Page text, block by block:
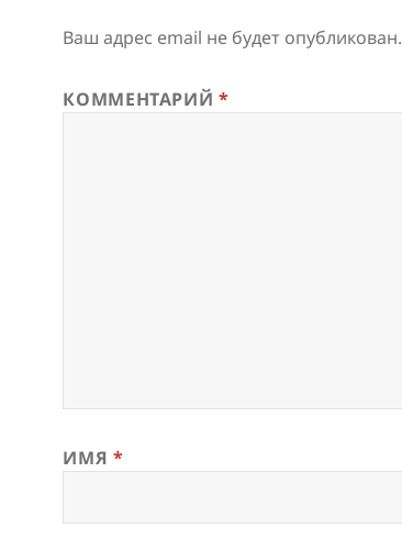
Ваш адрес email не будет опубликован.
КОММЕНТАРИЙ*
ИМЯ *